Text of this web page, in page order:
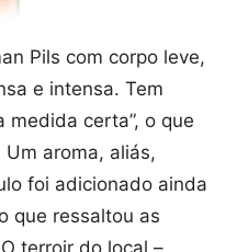
Pils com corpo leve,
e intensa. Tem
medida certa”, o que
aroma, aliás,
foi adicionado ainda
que ressaltou as